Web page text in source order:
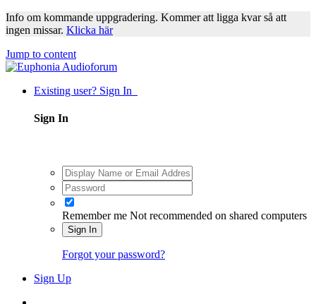
Info om kommande uppgradering. Kommer att ligga kvar så att
ingen missar. Klicka här
Jump to content
Existing user? Sign In
Sign In
Remember me Not recommended on shared computers
Sign In
Forgot your password?
Sign Up